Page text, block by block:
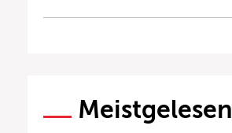
Meistgelesen